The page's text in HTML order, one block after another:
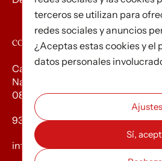
CONTACTO
Carrer d’Edison, 3
Nau A. Polígon industrial Les
08754 El Papiol
93 673 12 12
info@efados.cat
terceros se utilizan para
redes sociales y anuncios
¿Aceptas estas cookies y el
datos personales